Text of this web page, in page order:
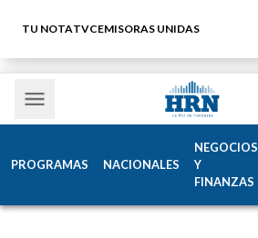
TU NOTATVCEMISORAS UNIDAS
PROGRAMAS NACIONALES
NEGOCIOS
Y
FINANZAS